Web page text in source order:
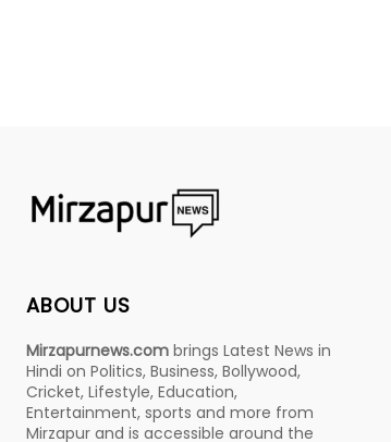
ABOUT US
Mirzapurnews.com brings Latest News in
Hindi on Politics, Business, Bollywood,
Cricket, Lifestyle, Education,
Entertainment, sports and more from
Mirzapur and is accessible around the